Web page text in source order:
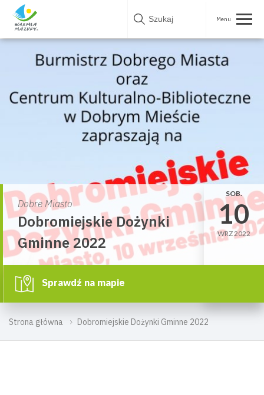
Skip
Strona główna Dobromiejskie Dożynki Gminne 2022
Dobre Miasto
Dobromiejskie Dożynki
Gminne 2022
SOB.
10
WRZ 2022
Sprawdź na mapie